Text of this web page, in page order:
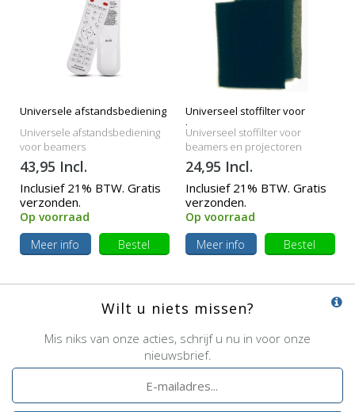
Universele afstandsbediening
Universele afstandsbediening
voor beamers
43,95 Incl.
Inclusief 21% BTW. Gratis
verzonden.
Op voorraad
Meer info
Bestel
Universeel stoffilter voor
beamers
Universeel stoffilter voor
beamers en projectoren
24,95 Incl.
Inclusief 21% BTW. Gratis
verzonden.
Op voorraad
Meer info
Bestel
Wilt u niets missen?
Mis niks van onze acties, schrijf u nu in voor onze
nieuwsbrief.